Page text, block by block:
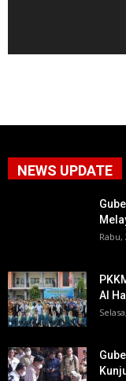
NEWS UPDATE
Rabu,
Al